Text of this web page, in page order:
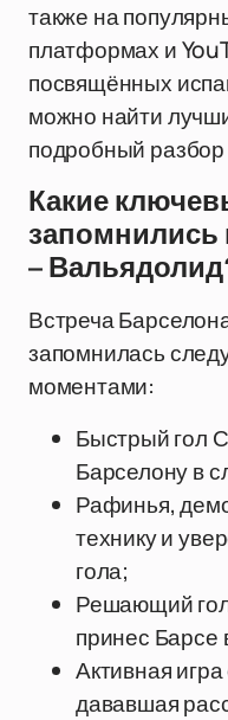
также на
платформах и
посвящённых
можно найти
подробный
Какие
запомнились
–
Встреча
запомнилась
моментами:
Быстрый гол
Барселону в
Рафинья,
технику и
гола;
Решающий
принес Барсе
Активная
дававшая